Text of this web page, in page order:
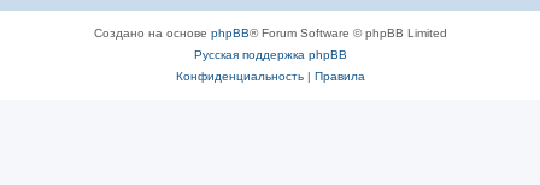
Создано на основе phpBB® Forum Software © phpBB Limited
Русская поддержка phpBB
Конфиденциальность| Правила